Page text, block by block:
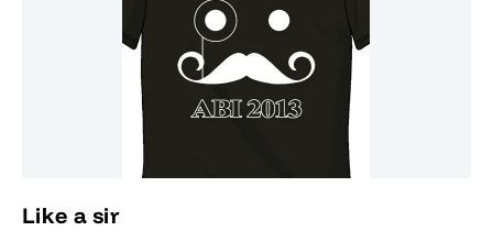
Like a sir